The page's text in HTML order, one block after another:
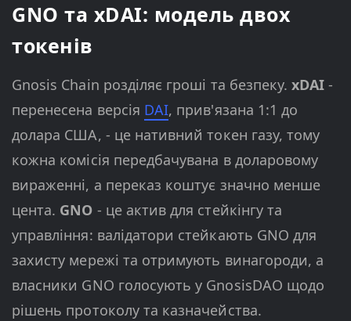
GNO та xDAI: модель двох
токенів
Gnosis Chain розділяє гроші та безпеку.xDAI -
перенесена версія DAI, прив'язана 1:1 до
долара США, - це нативний токен газу, тому
кожна комісія передбачувана в доларовому
вираженні, а переказ коштує значно менше
цента. GNO - це актив для стейкінгу та
управління: валідатори стейкають GNO для
захисту мережі та отримують винагороди, а
власники GNO голосують у GnosisDAO щодо
рішень протоколу та казначейства.